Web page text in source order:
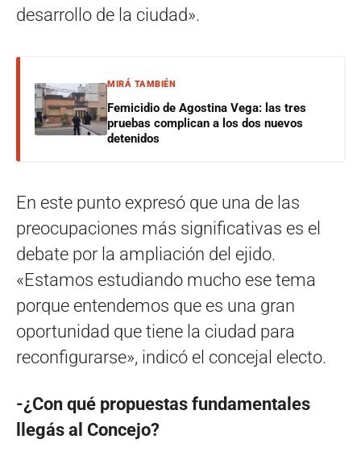
desarrollo de la ciudad».
MIRÁ TAMBIÉN
Femicidio de Agostina Vega: las tres
pruebas complican a los dos nuevos
detenidos
En este punto expresó que una de las
preocupaciones más significativas es el
debate por la ampliación del ejido.
«Estamos estudiando mucho ese tema
porque entendemos que es una gran
oportunidad que tiene la ciudad para
reconfigurarse», indicó el concejal electo.
-¿Con qué propuestas fundamentales
llegás al Concejo?